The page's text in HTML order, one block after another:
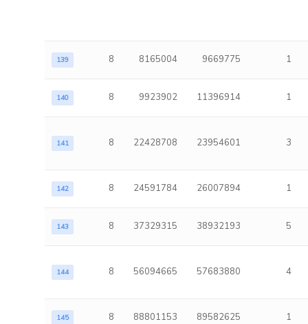
139 8 8165004 9669775 1
140 8 9923902 11396914 1
141 8 22428708 23954601 3
142 8 24591784 26007894 1
143 8 37329315 38932193 5
144 8 56094665 57683880 4
145 8 88801153 89582625 1